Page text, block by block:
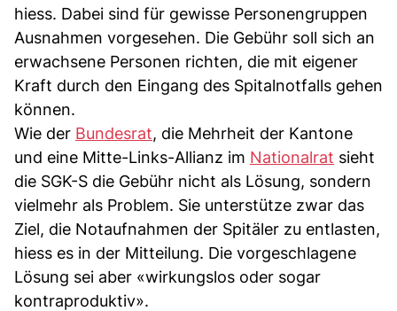
hiess. Dabei sind für gewisse Personengruppen
Ausnahmen vorgesehen. Die Gebühr soll sich an
erwachsene Personen richten, die mit eigener
Kraft durch den Eingang des Spitalnotfalls gehen
können.
Wie der Bundesrat, die Mehrheit der Kantone
und eine Mitte-Links-Allianz im Nationalrat sieht
die SGK-S die Gebühr nicht als Lösung, sondern
vielmehr als Problem. Sie unterstütze zwar das
Ziel, die Notaufnahmen der Spitäler zu entlasten,
hiess es in der Mitteilung. Die vorgeschlagene
Lösung sei aber «wirkungslos oder sogar
kontraproduktiv».